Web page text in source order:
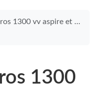
et – Nowoczesny wybór dla miłośników wapowania
1300